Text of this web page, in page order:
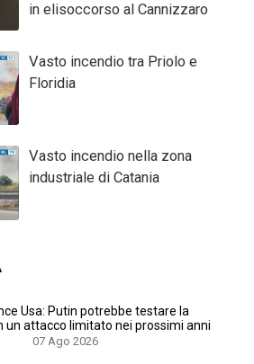
in elisoccorso al Cannizzaro
Vasto incendio tra Priolo e
Floridia
Vasto incendio nella zona
industriale di Catania
Usa: Putin potrebbe testare la
un attacco limitato nei prossimi anni
07 Ago 2026